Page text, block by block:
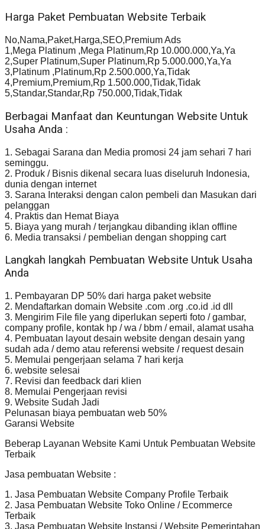
Harga Paket Pembuatan Website Terbaik
No,Nama,Paket,Harga,SEO,Premium Ads
1,Mega Platinum ,Mega Platinum,Rp 10.000.000,Ya,Ya
2,Super Platinum,Super Platinum,Rp 5.000.000,Ya,Ya
3,Platinum ,Platinum,Rp 2.500.000,Ya,Tidak
4,Premium,Premium,Rp 1.500.000,Tidak,Tidak
5,Standar,Standar,Rp 750.000,Tidak,Tidak
Berbagai Manfaat dan Keuntungan Website Untuk
Usaha Anda :
1. Sebagai Sarana dan Media promosi 24 jam sehari 7 hari
seminggu.
2. Produk / Bisnis dikenal secara luas diseluruh Indonesia,
dunia dengan internet
3. Sarana Interaksi dengan calon pembeli dan Masukan dari
pelanggan
4. Praktis dan Hemat Biaya
5. Biaya yang murah / terjangkau dibanding iklan offline
6. Media transaksi / pembelian dengan shopping cart
Langkah langkah Pembuatan Website Untuk Usaha
Anda
1. Pembayaran DP 50% dari harga paket website
2. Mendaftarkan domain Website .com .org .co.id .id dll
3. Mengirim File file yang diperlukan seperti foto / gambar,
company profile, kontak hp / wa / bbm / email, alamat usaha
4. Pembuatan layout desain website dengan desain yang
sudah ada / demo atau referensi website / request desain
5. Memulai pengerjaan selama 7 hari kerja
6. website selesai
7. Revisi dan feedback dari klien
8. Memulai Pengerjaan revisi
9. Website Sudah Jadi
Pelunasan biaya pembuatan web 50%
Garansi Website
Beberap Layanan Website Kami Untuk Pembuatan Website
Terbaik
Jasa pembuatan Website :
1. Jasa Pembuatan Website Company Profile Terbaik
2. Jasa Pembuatan Website Toko Online / Ecommerce
Terbaik
3. Jasa Pembuatan Website Instansi / Website Pemerintahan